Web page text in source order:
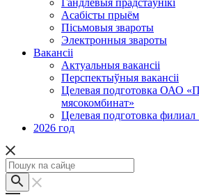
Асабісты прыём
Пісьмовыя звароты
Электронныя звароты
Вакансіі
Актуальныя вакансіі
Перспектыўныя вакансіі
Целевая подготовка ОАО
мясокомбинат»
Целевая подготовка филиал
2026 год